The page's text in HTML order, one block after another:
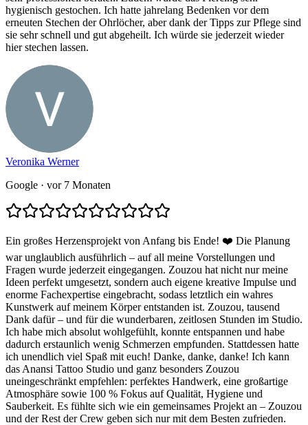
hygienisch gestochen. Ich hatte jahrelang Bedenken vor dem
erneuten Stechen der Ohrlöcher, aber dank der Tipps zur Pflege sind
sie sehr schnell und gut abgeheilt. Ich würde sie jederzeit wieder
hier stechen lassen.
Veronika Werner
Google · vor 7 Monaten
Ein großes Herzensprojekt von Anfang bis Ende! ❤️ Die Planung
war unglaublich ausführlich – auf all meine Vorstellungen und
Fragen wurde jederzeit eingegangen. Zouzou hat nicht nur meine
Ideen perfekt umgesetzt, sondern auch eigene kreative Impulse und
enorme Fachexpertise eingebracht, sodass letztlich ein wahres
Kunstwerk auf meinem Körper entstanden ist. Zouzou, tausend
Dank dafür – und für die wunderbaren, zeitlosen Stunden im Studio.
Ich habe mich absolut wohlgefühlt, konnte entspannen und habe
dadurch erstaunlich wenig Schmerzen empfunden. Stattdessen hatte
ich unendlich viel Spaß mit euch! Danke, danke, danke! Ich kann
das Anansi Tattoo Studio und ganz besonders Zouzou
uneingeschränkt empfehlen: perfektes Handwerk, eine großartige
Atmosphäre sowie 100 % Fokus auf Qualität, Hygiene und
Sauberkeit. Es fühlte sich wie ein gemeinsames Projekt an – Zouzou
und der Rest der Crew geben sich nur mit dem Besten zufrieden.